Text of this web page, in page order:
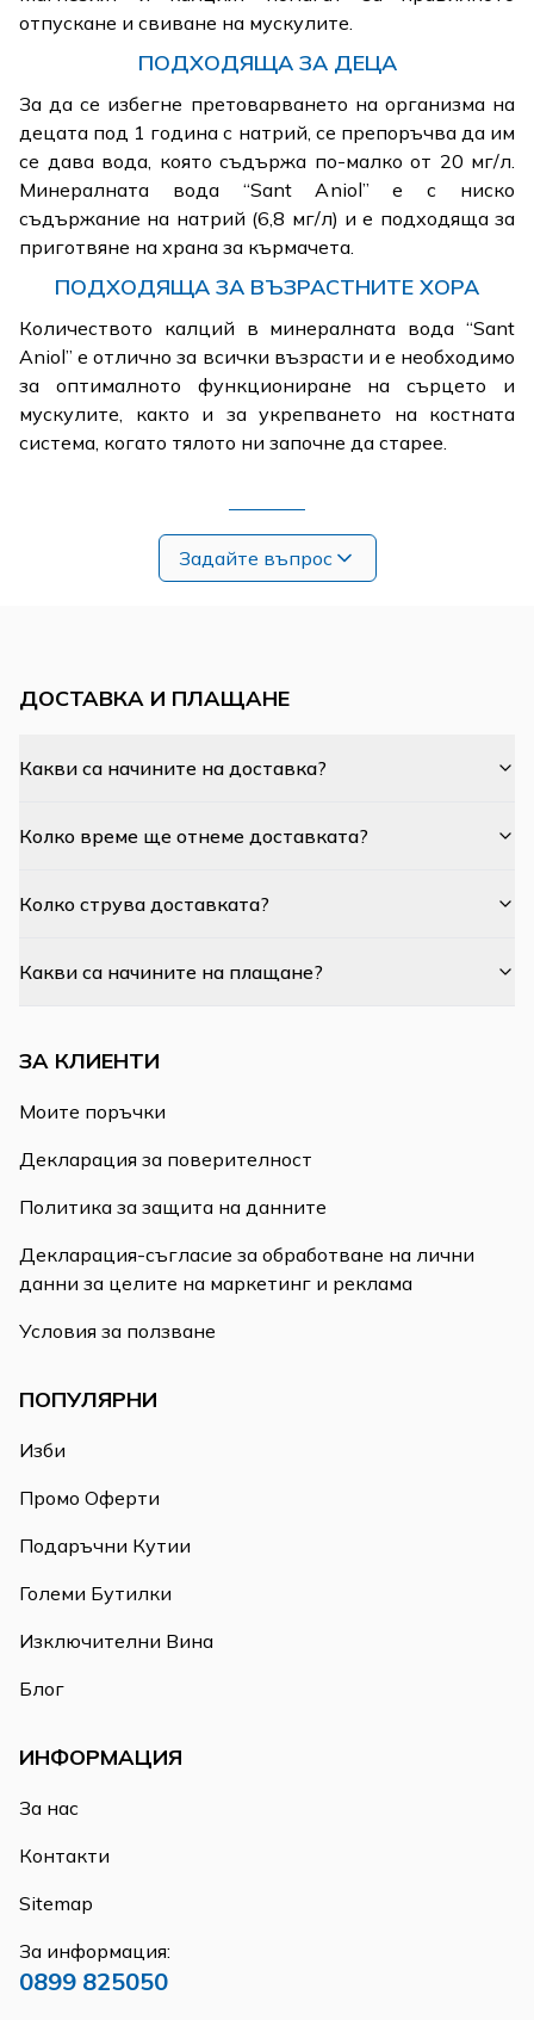
отпускане и свиване на мускулите.
ПОДХОДЯЩА ЗА ДЕЦА
За да се избегне претоварването на организма на
децата под 1 година с натрий, се препоръчва да им
се дава вода, която съдържа по-малко от 20 мг/л.
Минералната вода “Sant Aniol” е с ниско
съдържание на натрий (6,8 мг/л) и е подходяща за
приготвяне на храна за кърмачета.
ПОДХОДЯЩА ЗА ВЪЗРАСТНИТЕ ХОРА
Количеството калций в минералната вода “Sant
Aniol” е отлично за всички възрасти и е необходимо
за оптималното функциониране на сърцето и
мускулите, както и за укрепването на костната
система, когато тялото ни започне да старее.
Задайте въпрос
ДОСТАВКА И ПЛАЩАНЕ
Какви са начините на доставка?
Колко време ще отнеме доставката?
Колко струва доставката?
Какви са начините на плащане?
ЗА КЛИЕНТИ
Моите поръчки
Декларация за поверителност
Политика за защита на данните
Декларация-съгласие за обработване на лични
данни за целите на маркетинг и реклама
Условия за ползване
ПОПУЛЯРНИ
Изби
Промо Оферти
Подаръчни Кутии
Големи Бутилки
Изключителни Вина
Блог
ИНФОРМАЦИЯ
За нас
Контакти
Sitemap
За информация:
0899 825050